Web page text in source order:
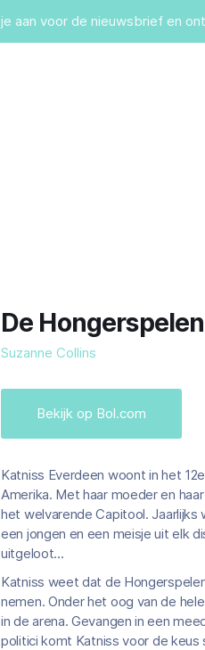
aan voor de nieuwsbrief en
De Hongerspelen
Suzanne Collins
Bekijk op Bol.com
Katniss Everdeen woont in het
Amerika. Met haar moeder en
het welvarende Capitool.
een jongen en een meisje uit elk
uitgeloot...
Katniss weet dat de
nemen. Onder het oog van de
in de arena. Gevangen in een
politici komt Katniss voor de keus